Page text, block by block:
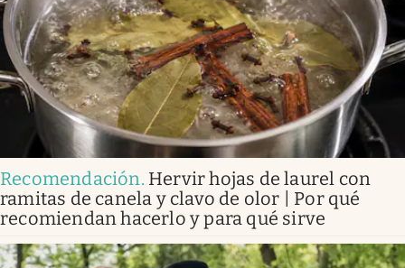
Recomendación. Hervir hojas de laurel con
ramitas de canela y clavo de olor | Por qué
recomiendan hacerlo y para qué sirve